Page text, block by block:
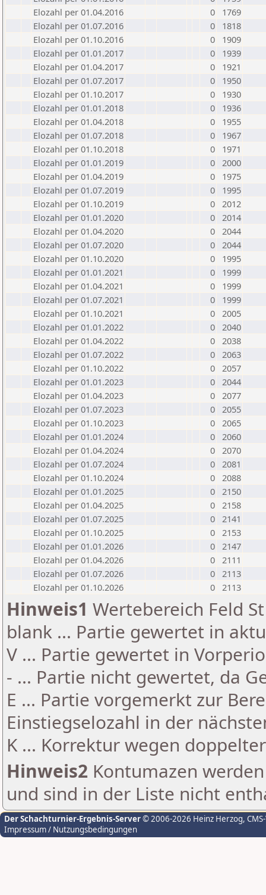
Elozahl per 01.04.2016
0
1769
Elozahl per 01.07.2016
0
1818
Elozahl per 01.10.2016
0
1909
Elozahl per 01.01.2017
0
1939
Elozahl per 01.04.2017
0
1921
Elozahl per 01.07.2017
0
1950
Elozahl per 01.10.2017
0
1930
Elozahl per 01.01.2018
0
1936
Elozahl per 01.04.2018
0
1955
Elozahl per 01.07.2018
0
1967
Elozahl per 01.10.2018
0
1971
Elozahl per 01.01.2019
0 2000
Elozahl per 01.04.2019
0
1975
Elozahl per 01.07.2019
0
1995
Elozahl per 01.10.2019
0 2012
Elozahl per 01.01.2020
0 2014
Elozahl per 01.04.2020
0 2044
Elozahl per 01.07.2020
0 2044
Elozahl per 01.10.2020
0
1995
Elozahl per 01.01.2021
0
1999
Elozahl per 01.04.2021
0
1999
Elozahl per 01.07.2021
0
1999
Elozahl per 01.10.2021
0 2005
Elozahl per 01.01.2022
0 2040
Elozahl per 01.04.2022
0 2038
Elozahl per 01.07.2022
0 2063
Elozahl per 01.10.2022
0 2057
Elozahl per 01.01.2023
0 2044
Elozahl per 01.04.2023
0 2077
Elozahl per 01.07.2023
0 2055
Elozahl per 01.10.2023
0 2065
Elozahl per 01.01.2024
0 2060
Elozahl per 01.04.2024
0 2070
Elozahl per 01.07.2024
0 2081
Elozahl per 01.10.2024
0 2088
Elozahl per 01.01.2025
0 2150
Elozahl per 01.04.2025
0 2158
Elozahl per 01.07.2025
0 2141
Elozahl per 01.10.2025
0 2153
Elozahl per 01.01.2026
0 2147
Elozahl per 01.04.2026
0 2111
Elozahl per 01.07.2026
0 2113
Elozahl per 01.10.2026
0 2113
Hinweis1 Wertebereich Feld
blank ... Partie gewertet in
V ... Partie gewertet in
- ... Partie nicht gewertet, da
E ... Partie vorgemerkt zur
Einstiegselozahl in der
K ... Korrektur wegen
Hinweis2 Kontumazen
und sind in der Liste nicht
Der Schachturnier-Ergebnis-Server© 2006-2026 Heinz Herzog,
Impressum / Nutzungsbedingungen